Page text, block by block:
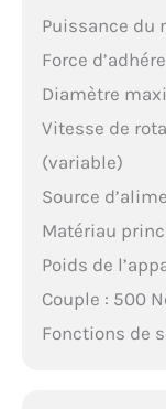
Puissance du
Force
Diamètre
Vitesse de
(variable)
Source
Matériau
Poids de
Couple : 500
Fonctions de